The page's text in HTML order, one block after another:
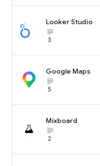
Looker Studio
3
Google Maps
5
Mixboard
2